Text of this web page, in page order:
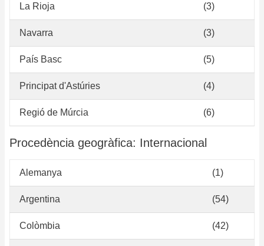
La Rioja (3)
Navarra (3)
País Basc (5)
Principat d'Astúries (4)
Regió de Múrcia (6)
Procedència geogràfica: Internacional
Alemanya (1)
Argentina (54)
Colòmbia (42)